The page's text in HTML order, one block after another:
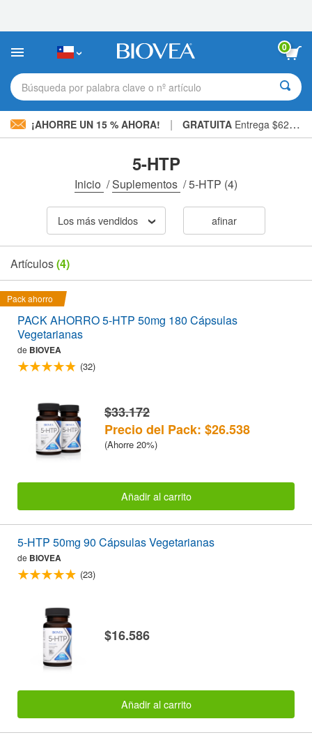
sitio
incluye
sistema
de
0
Búsqueda por palabra clave o nº artículo
¡AHORRE UN 15 % AHORA! | GRATUITA Entrega $62.700 »
5-HTP
Inicio /Suplementos /5-HTP (4)
Los más vendidos afinar
Artículos(4)
Pack ahorro
PACK AHORRO 5-HTP 50mg 180 Cápsulas
Vegetarianas
de BIOVEA
(32)
$33.172
Precio del Pack: $26.538
(Ahorre 20%)
Añadir al carrito
5-HTP 50mg 90 Cápsulas Vegetarianas
de BIOVEA
(23)
$16.586
Añadir al carrito